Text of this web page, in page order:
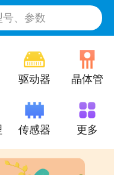
、参数
驱动器 晶体管
传感器 更多